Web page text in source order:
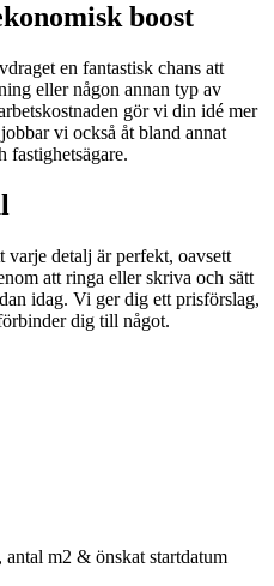
boost
en fantastisk chans att
eller någon annan typ av
gör vi din idé mer
vi också åt bland annat
fastighetsägare.
varje detalj är perfekt, oavsett
att ringa eller skriva och sätt
idag. Vi ger dig ett prisförslag,
dig till något.
m2 & önskat startdatum